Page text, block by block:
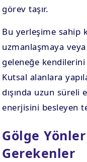
görev taşır.
Bu yerleşime sahip
uzmanlaşmaya
geleneğe
Kutsal alanlara
dışında uzun süreli
enerjisini besleyen
Gölge
Gerekenler